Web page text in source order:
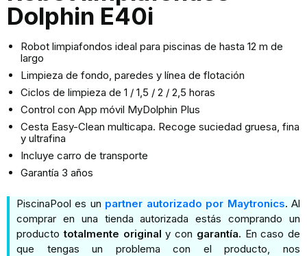
5.00
sobre
5 basado
en
puntuación
de cliente
Dolphin E40i
Robot limpiafondos ideal para piscinas de hasta 12 m de
largo
Limpieza de fondo, paredes y línea de flotación
Ciclos de limpieza de 1 / 1,5 / 2 / 2,5 horas
Control con App móvil MyDolphin Plus
Cesta Easy-Clean multicapa. Recoge suciedad gruesa, fina
y ultrafina
Incluye carro de transporte
Garantía 3 años
PiscinaPool es un partner autorizado por Maytronics. Al
comprar en una tienda autorizada estás comprando un
productototalmente originaly con garantía. En caso de
que tengas un problema con el producto, nos